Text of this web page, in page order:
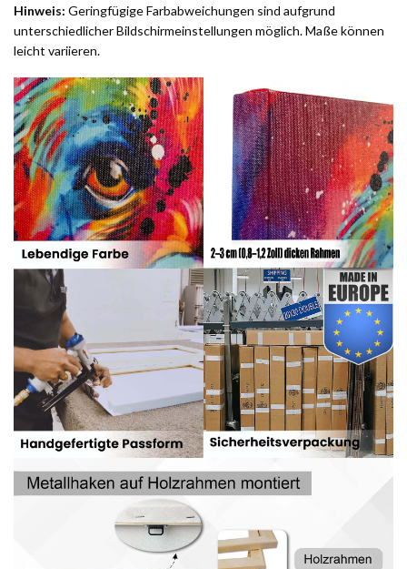
Hinweis: Geringfügige Farbabweichungen sind aufgrund
unterschiedlicher Bildschirmeinstellungen möglich. Maße können
leicht variieren.